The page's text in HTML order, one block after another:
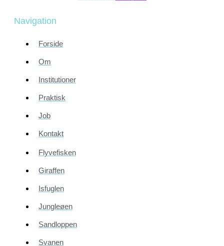
Navigation
Forside
Om
Institutioner
Praktisk
Job
Kontakt
Flyvefisken
Giraffen
Isfuglen
Jungleøen
Sandloppen
Svanen